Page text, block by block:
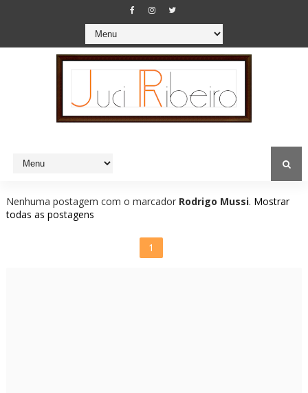
Nenhuma postagem com o marcador Rodrigo Mussi. Mostrar
todas as postagens
1